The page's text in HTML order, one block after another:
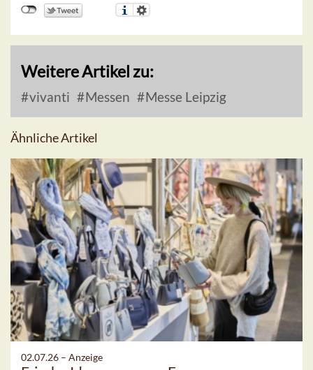
Weitere Artikel zu:
vivanti Messen Messe Leipzig
Ähnliche Artikel
02.07.26 – Anzeige